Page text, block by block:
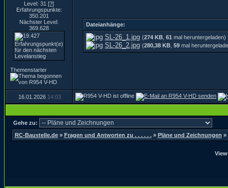
Level: 31 [?]
Erfahrungspunkte:
350.201
Nächster Level:
369.628
Themenstarter
Dateianhänge:
SL-26_1.jpg (274 KB 61 mal heruntergeladen)
SL-26_2.jpg (280,38 KB 59 mal
16.01.2026 14:03
Gehe zu:
RC-Baustelle.de» Fragen und Antworten zu . . . . . .» Pläne und Zeichnungen »